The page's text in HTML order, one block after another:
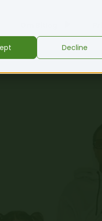
Decline